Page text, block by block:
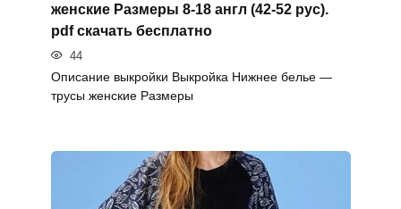
женские Размеры 8-18 англ (42-52 рус).
pdf скачать бесплатно
44
Описание выкройки Выкройка Нижнее белье —
трусы женские Размеры